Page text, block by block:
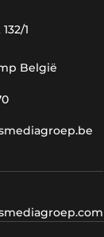
1
België